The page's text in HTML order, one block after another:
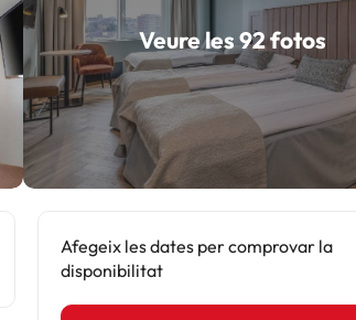
Veure les 92 fotos
Afegeix les dates per comprovar la
disponibilitat